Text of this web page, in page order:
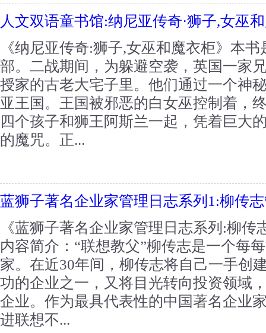
人文双语童书馆:纳尼亚传奇·狮子,女巫
《纳尼亚传奇:狮子,女巫和魔衣柜》本
部。二战期间，为躲避空袭，英国一家
授家的古老大宅子里。他们通过一个神
亚王国。王国被邪恶的白女巫控制着，
四个孩子和狮王阿斯兰一起，凭着巨大
的魔咒。正...
蓝狮子著名企业家管理日志系列1:柳传
《蓝狮子著名企业家管理日志系列:柳
内容简介：“联想教父”柳传志是一个每
家。在近30年间，柳传志将自己一手创
功的企业之一，又将目光转向投资领域
企业。作为最具代表性的中国著名企业
进联想不...